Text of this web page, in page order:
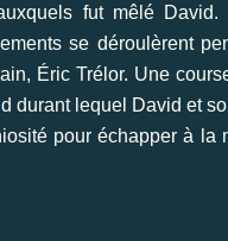
fut mêlé
se déroulèrent
Éric Trélor. Une
durant lequel David et
pour échapper à la